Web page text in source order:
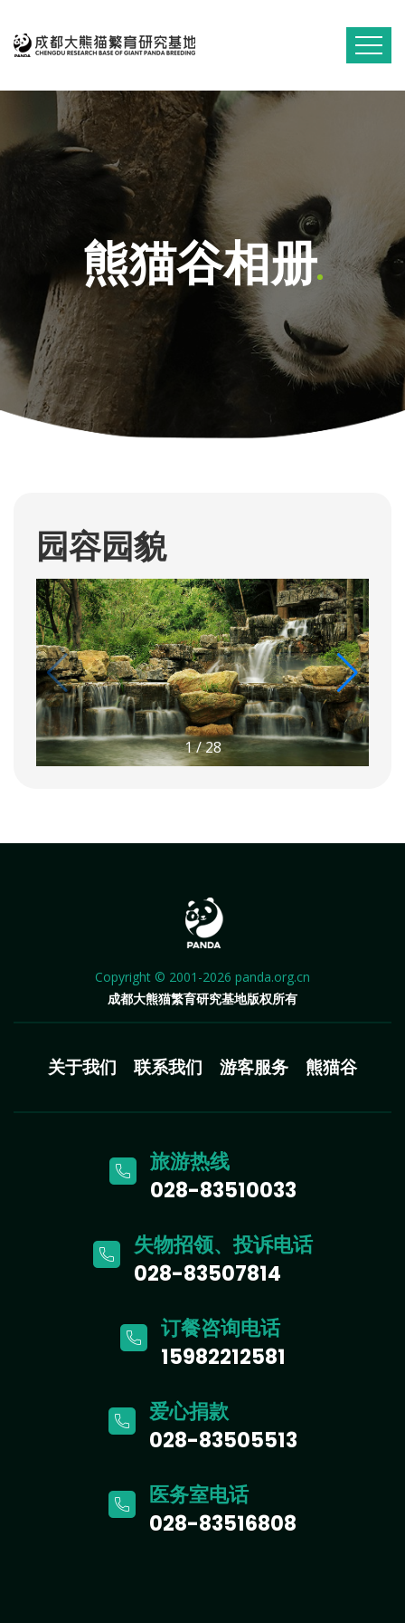
熊猫谷相册
园容园貌
1/28
Copyright © 2001-2026 panda.org.cn
成都大熊猫繁育研究基地版权所有
关于我们 联系我们 游客服务 熊猫谷
旅游热线
028-83510033
失物招领、投诉电话
028-83507814
订餐咨询电话
15982212581
爱心捐款
028-83505513
医务室电话
028-83516808